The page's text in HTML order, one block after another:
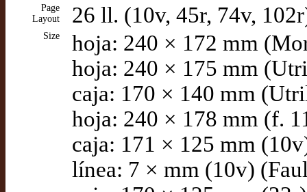
Page
Layout
26 ll. (10v, 45r, 74v,
Size
hoja: 240 × 172 mm
hoja: 240 × 175 mm
caja: 170 × 140 mm
hoja: 240 × 178 mm (f.
caja: 171 × 125 mm
línea: 7 × mm (10v)